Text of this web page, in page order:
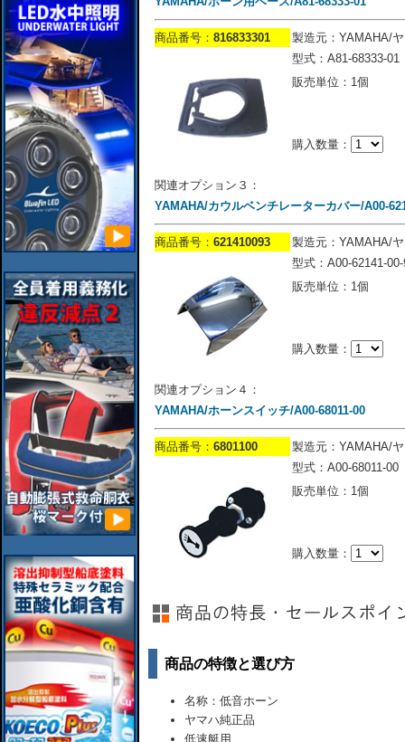
商品番号： 816833301
製造元：YAMAHA/
型式：A81-68333-01
販売単位：1個
購入数量：
関連オプション３：
YAMAHA/カウルベンチレーターカバー/A00-
商品番号： 621410093
製造元：YAMAHA/
型式：A00-62141-00-
販売単位：1個
購入数量：
関連オプション４：
YAMAHA/ホーンスイッチ/A00-68011-00
商品番号： 6801100
製造元：YAMAHA/
型式：A00-68011-00
販売単位：1個
購入数量：
商品の特徴と選び方
名称：低音ホーン
ヤマハ純正品
低速艇用